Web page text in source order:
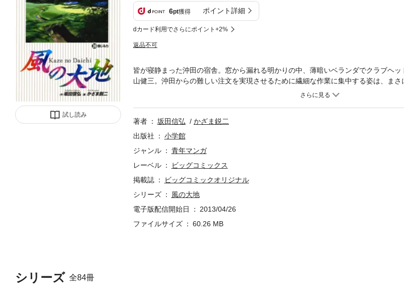
試し読み
6pt獲得 ポイント詳細
dカード利用でさらにポイント+2%
返品不可
シリーズ 全84冊
皆が寝静まった沖田の宿舎。窓から漏れる明かりの中、薄暗いベランダでクラブヘ
山健三。沖田からの難しい注文を実現させるために繊細な作業に集中する姿は、まさ
したその作業も無事に終わりを告げ、迎えたマスターズ3日目の朝。そこには、ひと
著者 坂田信弘
かざま鋭二
出版社
小学館
ジャンル
青年マンガ
レーベル
ビッグコミックス
掲載誌
ビッグコミックオリジナル
シリーズ
風の大地
電子版配信開始日
2013/04/26
ファイルサイズ
60.26 MB